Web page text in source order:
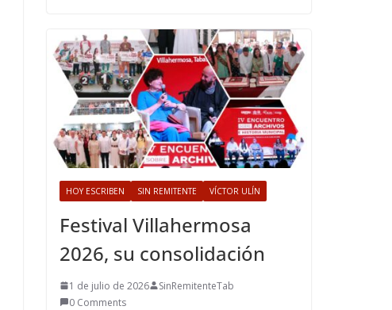
HOY ESCRIBEN SIN REMITENTE VÍCTOR ULÍN
Festival Villahermosa
2026, su consolidación
1 de julio de 2026
SinRemitenteTab
0 Comments